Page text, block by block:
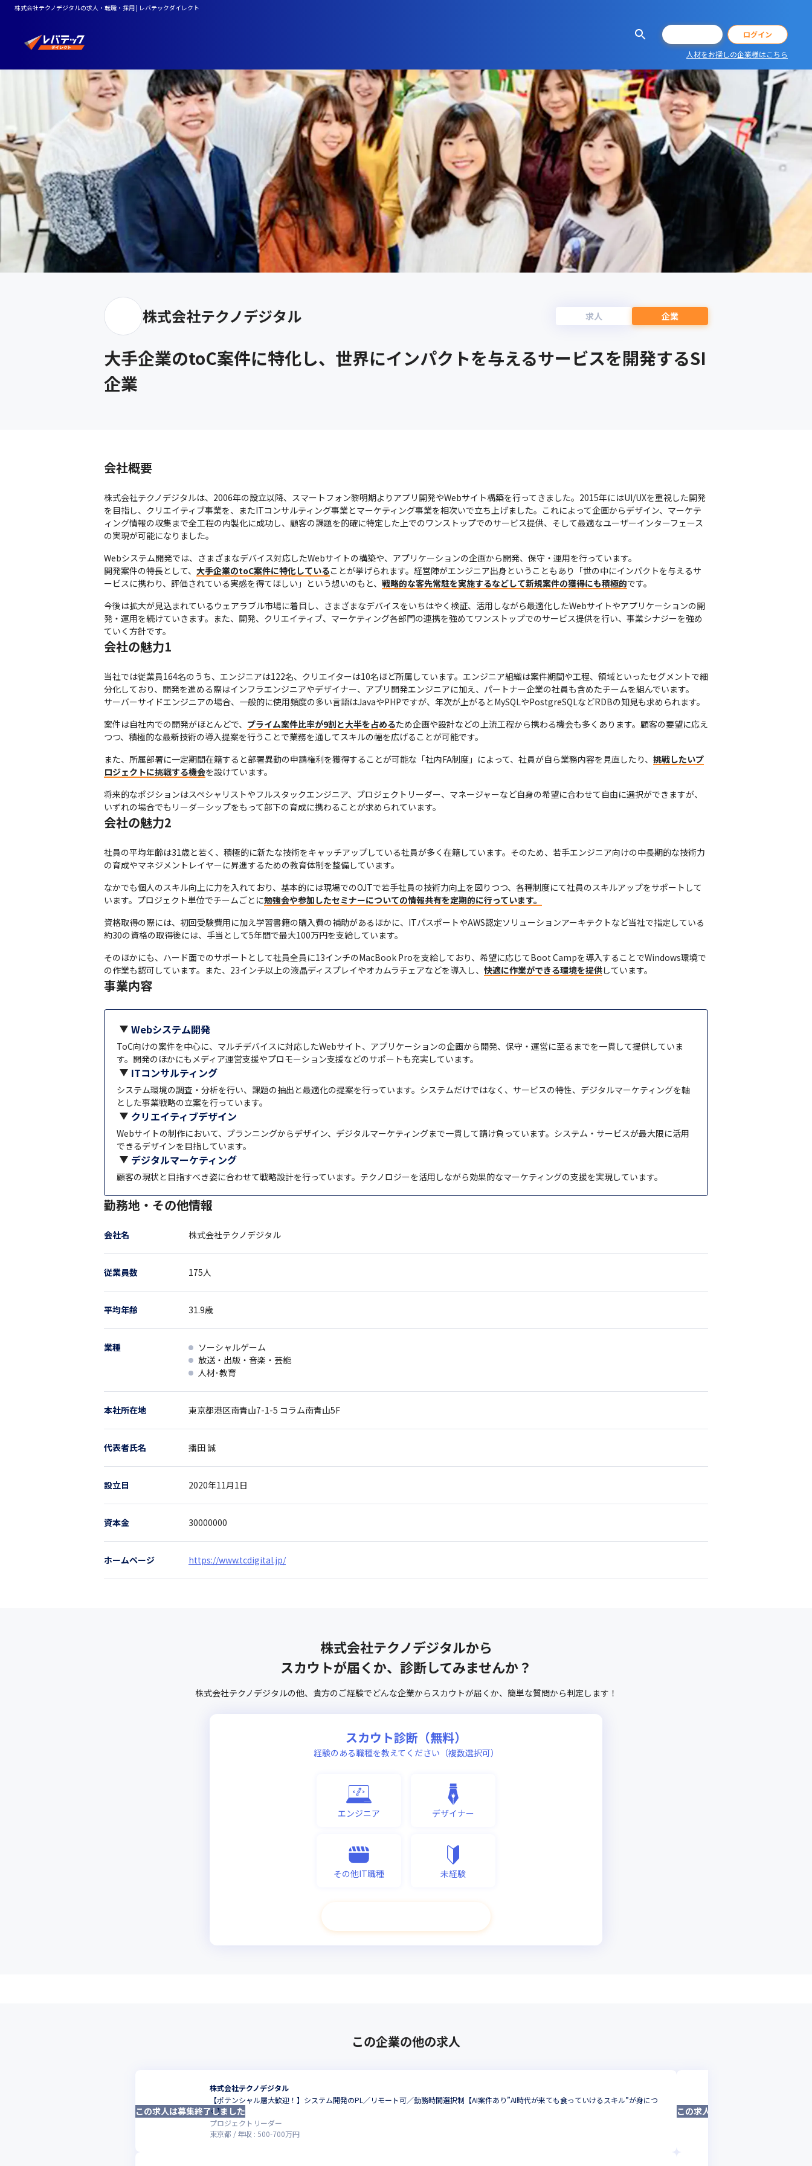
株式会社テクノデジタルの求人・転職・採用 | レバテックダイレクト
ログイン
人材をお探しの企業様はこちら
株式会社テクノデジタル 求人 企業
大手企業のtoC案件に特化し、世界にインパクトを与えるサービスを開発するSI
企業
会社概要
株式会社テクノデジタルは、2006年の設立以降、スマートフォン黎明期よりアプリ開発やWebサイト構築を行ってきました。2015年にはUI/UXを重視した開発
を目指し、クリエイティブ事業を、またITコンサルティング事業とマーケティング事業を相次いで立ち上げました。これによって企画からデザイン、マーケテ
ィング情報の収集まで全工程の内製化に成功し、顧客の課題を的確に特定した上でのワンストップでのサービス提供、そして最適なユーザーインターフェース
の実現が可能になりました。
Webシステム開発では、さまざまなデバイス対応したWebサイトの構築や、アプリケーションの企画から開発、保守・運用を行っています。
開発案件の特長として、 大手企業のtoC案件に特化していることが挙げられます。経営陣がエンジニア出身ということもあり「世の中にインパクトを与えるサ
ービスに携わり、評価されている実感を得てほしい」という想いのもと、 戦略的な客先常駐を実施するなどして新規案件の獲得にも積極的です。
今後は拡大が見込まれているウェアラブル市場に着目し、さまざまなデバイスをいちはやく検証、活用しながら最適化したWebサイトやアプリケーションの開
発・運用を続けていきます。また、開発、クリエイティブ、マーケティング各部門の連携を強めてワンストップでのサービス提供を行い、事業シナジーを強め
ていく方針です。
会社の魅力1
当社では従業員164名のうち、エンジニアは122名、クリエイターは10名ほど所属しています。エンジニア組織は案件期間や工程、領域といったセグメントで細
分化しており、開発を進める際はインフラエンジニアやデザイナー、アプリ開発エンジニアに加え、パートナー企業の社員も含めたチームを組んでいます。
サーバーサイドエンジニアの場合、一般的に使用頻度の多い言語はJavaやPHPですが、年次が上がるとMySQLやPostgreSQLなどRDBの知見も求められます。
案件は自社内での開発がほとんどで、 プライム案件比率が9割と大半を占めるため企画や設計などの上流工程から携わる機会も多くあります。顧客の要望に応え
つつ、積極的な最新技術の導入提案を行うことで業務を通してスキルの幅を広げることが可能です。
また、所属部署に一定期間在籍すると部署異動の申請権利を獲得することが可能な「社内FA制度」によって、社員が自ら業務内容を見直したり、 挑戦したいプ
ロジェクトに挑戦する機会を設けています。
将来的なポジションはスペシャリストやフルスタックエンジニア、プロジェクトリーダー、マネージャーなど自身の希望に合わせて自由に選択ができますが、
いずれの場合でもリーダーシップをもって部下の育成に携わることが求められています。
会社の魅力2
社員の平均年齢は31歳と若く、積極的に新たな技術をキャッチアップしている社員が多く在籍しています。そのため、若手エンジニア向けの中長期的な技術力
の育成やマネジメントレイヤーに昇進するための教育体制を整備しています。
なかでも個人のスキル向上に力を入れており、基本的には現場でのOJTで若手社員の技術力向上を図りつつ、各種制度にて社員のスキルアップをサポートして
います。プロジェクト単位でチームごとに勉強会や参加したセミナーについての情報共有を定期的に行っています。
資格取得の際には、初回受験費用に加え学習書籍の購入費の補助があるほかに、ITパスポートやAWS認定ソリューションアーキテクトなど当社で指定している
約30の資格の取得後には、手当として5年間で最大100万円を支給しています。
そのほかにも、ハード面でのサポートとして社員全員に13インチのMacBook Proを支給しており、希望に応じてBoot Campを導入することでWindows環境で
の作業も認可しています。また、23インチ以上の液晶ディスプレイやオカムラチェアなどを導入し、 快適に作業ができる環境を提供しています。
事業内容
Webシステム開発
ToC向けの案件を中心に、マルチデバイスに対応したWebサイト、アプリケーションの企画から開発、保守・運営に至るまでを一貫して提供していま
す。開発のほかにもメディア運営支援やプロモーション支援などのサポートも充実しています。
ITコンサルティング
システム環境の調査・分析を行い、課題の抽出と最適化の提案を行っています。システムだけではなく、サービスの特性、デジタルマーケティングを軸
とした事業戦略の立案を行っています。
クリエイティブデザイン
Webサイトの制作において、プランニングからデザイン、デジタルマーケティングまで一貫して請け負っています。システム・サービスが最大限に活用
できるデザインを目指しています。
デジタルマーケティング
顧客の現状と目指すべき姿に合わせて戦略設計を行っています。テクノロジーを活用しながら効果的なマーケティングの支援を実現しています。
勤務地・その他情報
会社名 株式会社テクノデジタル
従業員数 175人
平均年齢 31.9歳
業種
ソーシャルゲーム
放送・出版・音楽・芸能
人材･教育
本社所在地 東京都港区南青山7-1-5 コラム南青山5F
代表者氏名 播田 誠
設立日 2020年11月1日
資本金 30000000
ホームページ https://www.tcdigital.jp/
株式会社テクノデジタルから
スカウトが届くか、診断してみませんか？
株式会社テクノデジタルの他、 貴方のご経験でどんな企業からスカウトが届くか、 簡単な質問から判定します！
スカウト診断（無料）
経験のある職種を教えてください（複数選択可）
エンジニア デザイナー
その他IT職種 未経験
この企業の他の求人
株式会社テクノデジタル
【ポテンシャル層大歓迎！】システム開発のPL／リモート可／勤務時間選択制【AI案件あり”AI時代が来ても食っていけるスキル”が身につ
く】
プロジェクトリーダー
東京都
年収 :500-700万円
この求人は募集終了しました この求人は募集終了しました